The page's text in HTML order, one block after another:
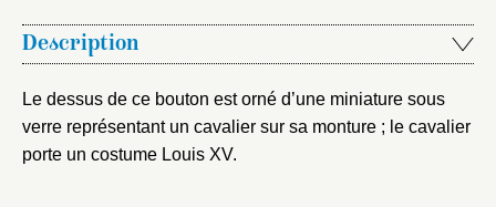
Description
Le dessus de ce bouton est orné d’une miniature sous
verre représentant un cavalier sur sa monture ; le cavalier
porte un costume Louis XV.